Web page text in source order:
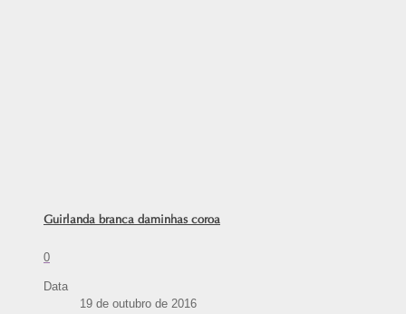
Guirlanda branca daminhas coroa
0
Data
19 de outubro de 2016